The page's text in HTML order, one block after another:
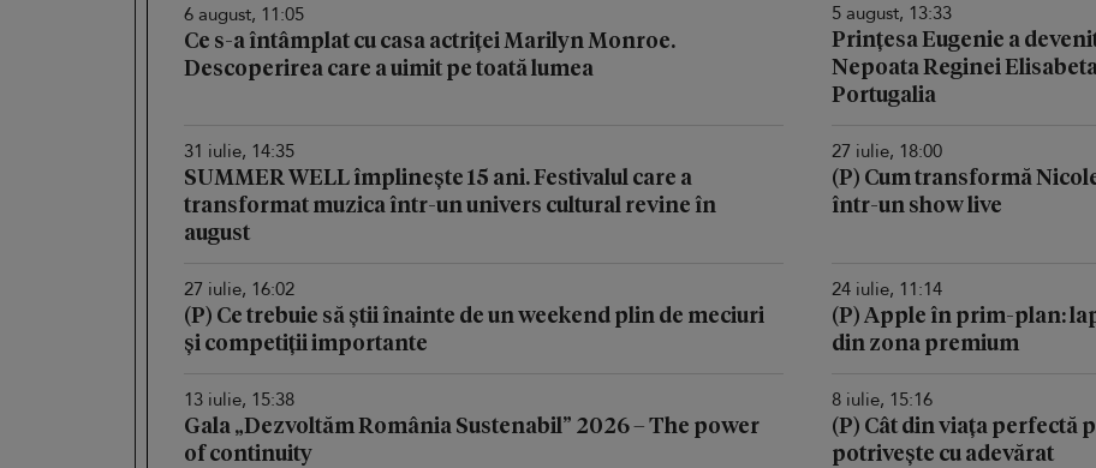
6 august, 11:05
Ce s-a întâmplat cu casa actriței Marilyn Monroe.
Descoperirea care a uimit pe toată lumea
5 august, 13:33
Prințesa Eugenie a
Nepoata Reginei
Portugalia
31 iulie, 14:35
SUMMER WELL împlinește 15 ani. Festivalul care a
transformat muzica într-un univers cultural revine în
august
27 iulie, 18:00
(P) Cum transformă
într-un show live
27 iulie, 16:02
(P) Ce trebuie să știi înainte de un weekend plin de meciuri
și competiții importante
24 iulie, 11:14
(P) Apple în prim-plan:
din zona premium
13 iulie, 15:38
Gala „Dezvoltăm România Sustenabil” 2026 – The power
of continuity
8 iulie, 15:16
(P) Cât din viața perfectă
potrivește cu adevărat